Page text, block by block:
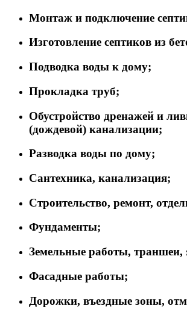
Монтаж и подключение
Изготовление септиков из
Подводка воды к дому;
Прокладка труб;
Обустройство дренажей и
(дождевой) канализации;
Разводка воды по дому;
Сантехника, канализация;
Строительство, ремонт,
Фундаменты;
Земельные работы,
Фасадные работы;
Дорожки, въездные зоны,